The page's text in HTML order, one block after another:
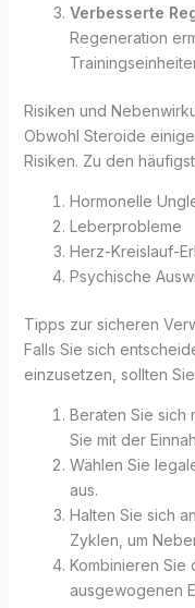
Verbesserte
Regeneration
Risiken und
Obwohl Steroide
Risiken. Zu den
Hormonelle
Leberprobleme
Herz-Kreislauf-
Psychische
Tipps zur sicheren
Falls Sie sich
einzusetzen, sollten
Beraten Sie sich
Sie mit der
Wählen Sie
aus.
Halten Sie sich
Zyklen, um
Kombinieren Sie
ausgewogenen